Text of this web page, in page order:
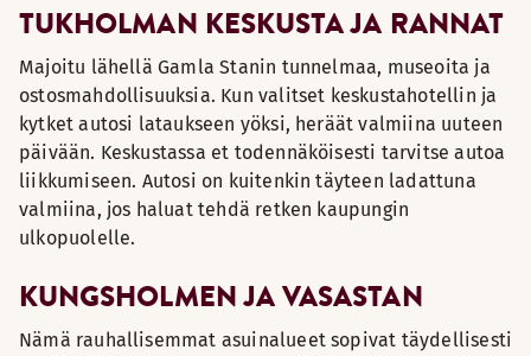
TUKHOLMAN KESKUSTA JA RANNAT
Majoitu lähellä Gamla Stanin tunnelmaa, museoita ja
ostosmahdollisuuksia. Kun valitset keskustahotellin ja
kytket autosi lataukseen yöksi, heräät valmiina uuteen
päivään. Keskustassa et todennäköisesti tarvitse autoa
liikkumiseen. Autosi on kuitenkin täyteen ladattuna
valmiina, jos haluat tehdä retken kaupungin
ulkopuolelle.
KUNGSHOLMEN JA VASASTAN
Nämä rauhallisemmat asuinalueet sopivat täydellisesti